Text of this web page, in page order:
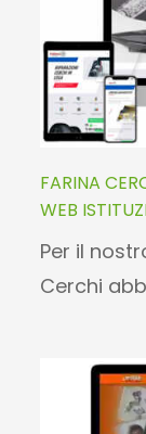
FARINA
WEB
Per il
Cerchi